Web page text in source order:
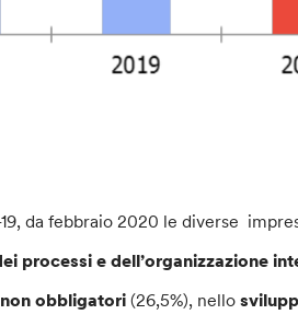
da febbraio 2020 le diverse
processi e dell’organizzazione
obbligatori (26,5%), nello